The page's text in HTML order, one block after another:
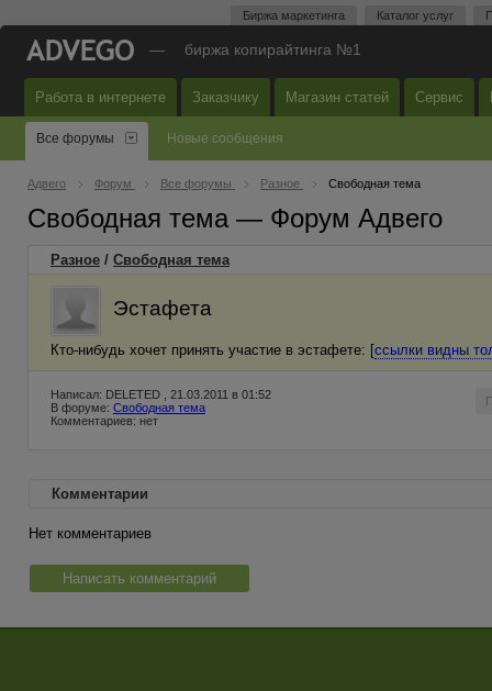
Биржа маркетинга Каталог услуг
— биржа копирайтинга №1
Работа в интернете Заказчику Магазин статей Сервис
Все форумы Новые сообщения
Адвего Форум Все форумы Разное Свободная тема
Свободная тема — Форум Адвего
Разное / Свободная тема
Эстафета
Кто-нибудь хочет принять участие в эстафете: [ссылки видны
Написал: DELETED , 21.03.2011 в 01:52
В форуме: Свободная тема
Комментариев: нет
Комментарии
Нет комментариев
Написать комментарий